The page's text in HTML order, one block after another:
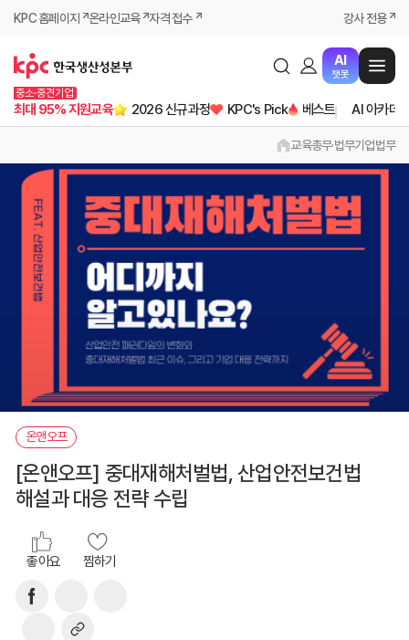
KPC 홈페이지 온라인교육 자격 접수 강사 전용
AI
챗봇
중소·중견기업
최대 95% 지원교육 2026 신규과정 KPC's Pick 베스트 AI 아카데
교육총무·법무기업법무
온앤오프
[온앤오프] 중대재해처벌법, 산업안전보건법
해설과 대응 전략 수립
좋아요 찜하기